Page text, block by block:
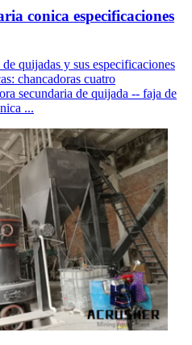
conica especificaciones
quijadas y sus especificaciones
chancadoras cuatro
secundaria de quijada -- faja de
...